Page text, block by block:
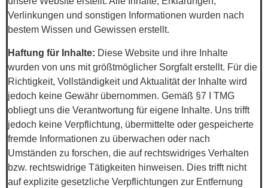
Verlinkungen und sonstigen Informationen wurden nach
bestem Wissen und Gewissen erstellt.
Haftung für Inhalte: Diese Website und ihre Inhalte
wurden von uns mit größtmöglicher Sorgfalt erstellt. Für die
Richtigkeit, Vollständigkeit und Aktualität der Inhalte wird
jedoch keine Gewähr übernommen. Gemäß §7 I TMG
obliegt uns die Verantwortung für eigene Inhalte. Uns trifft
jedoch keine Verpflichtung, übermittelte oder gespeicherte
fremde Informationen zu überwachen oder nach
Umständen zu forschen, die auf rechtswidriges Verhalten
bzw. rechtswidrige Tätigkeiten hinweisen. Dies trifft nicht
auf explizite gesetzliche Verpflichtungen zur Entfernung